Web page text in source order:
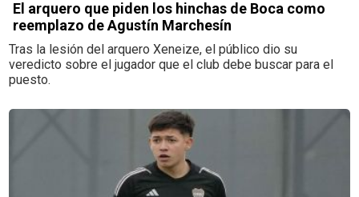
El arquero que piden los hinchas de Boca como
reemplazo de Agustín Marchesín
Tras la lesión del arquero Xeneize, el público dio su
veredicto sobre el jugador que el club debe buscar para el
puesto.